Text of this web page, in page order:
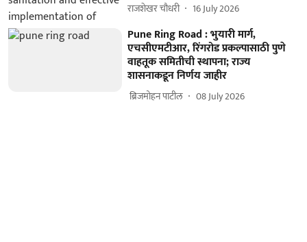
राजशेखर चौधरी 16 July 2026
Pune Ring Road : भुयारी मार्ग,
एचसीएमटीआर, रिंगरोड प्रकल्पासाठी पुणे
वाहतूक समितीची स्थापना; राज्य
शासनाकडून निर्णय जाहीर
​ ब्रिजमोहन पाटील 08 July 2026